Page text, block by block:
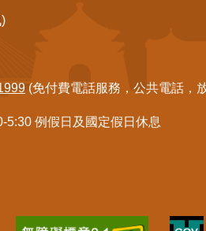
(免付費電話服務，公共電話，
5:30 例假日及國定假日休息